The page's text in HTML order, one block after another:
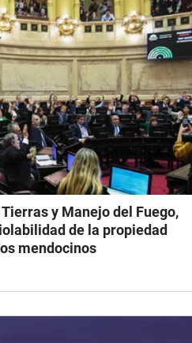
y Manejo del Fuego,
de la propiedad
mendocinos